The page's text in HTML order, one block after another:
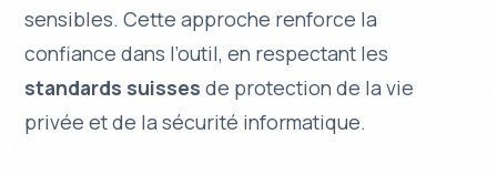
sensibles. Cette approche renforce la
confiance dans l’outil, en respectant les
standards suisses de protection de la vie
privée et de la sécurité informatique.